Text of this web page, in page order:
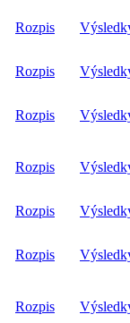
Rozpis
Rozpis
Rozpis
Rozpis
Rozpis
Rozpis
Rozpis